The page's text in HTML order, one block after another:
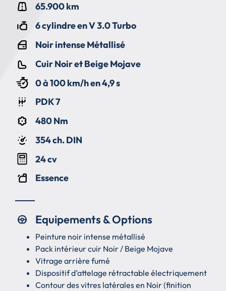
65.900 km
6 cylindre en V 3.0 Turbo
Noir intense Métallisé
Cuir Noir et Beige Mojave
0 à 100 km/h en 4,9 s
PDK 7
480 Nm
354 ch. DIN
24 cv
Essence
Equipements & Options
Peinture noir intense métallisé
Pack intérieur cuir Noir / Beige Mojave
Vitrage arrière fumé
Dispositif d’attelage rétractable électriquement
Contour des vitres latérales en Noir (finition